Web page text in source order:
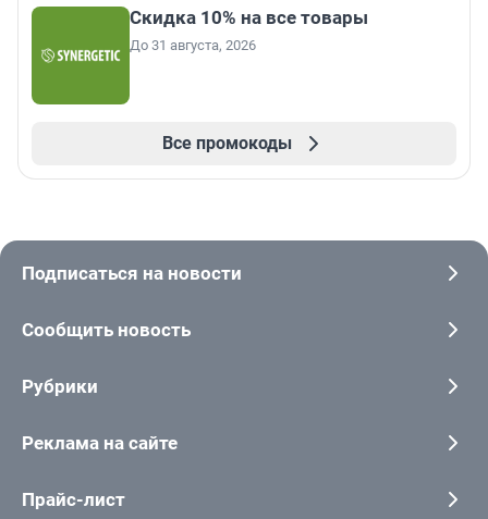
Скидка 10% на все товары
До 31 августа, 2026
Все промокоды
Подписаться на новости
Сообщить новость
Рубрики
Реклама на сайте
Прайс-лист